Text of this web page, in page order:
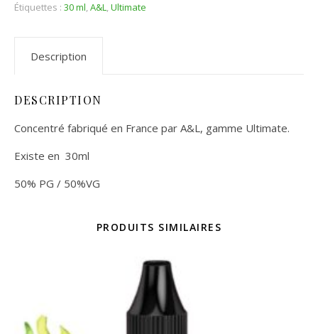
Étiquettes : 30 ml,A&L,Ultimate
Description
DESCRIPTION
Concentré fabriqué en France par A&L, gamme Ultimate.
Existe en 30ml
50% PG / 50%VG
PRODUITS SIMILAIRES